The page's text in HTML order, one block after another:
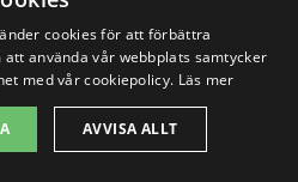
cookies för att förbättra
använda vår webbplats samtycker
med vår cookiepolicy. Läs mer
AVVISA ALLT